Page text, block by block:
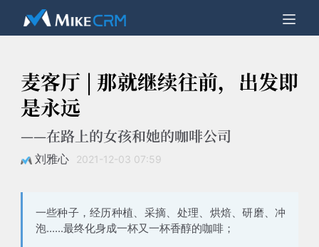
麦客厅 | 那就继续往前，出发即
是永远
——在路上的女孩和她的咖啡公司
刘雅心 2021-12-03 07:59
一些种子，经历种植、采摘、处理、烘焙、研磨、冲
泡......最终化身成一杯又一杯香醇的咖啡；